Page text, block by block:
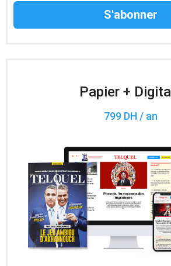
Des informations
Papier +
799 DH / an